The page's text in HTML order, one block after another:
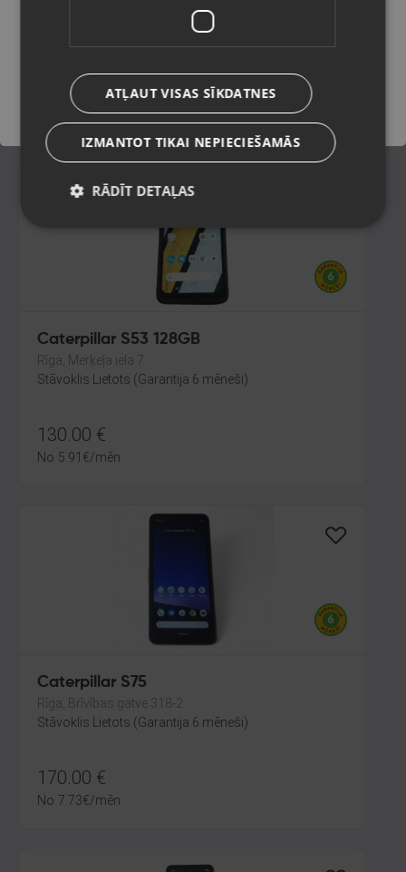
Stāvoklis Lietots (Garantija 6 mēneši)
120.00 €
5.46€/mēn.
Caterpillar S53 128GB
Rīga, Merķeļa iela 7
Stāvoklis Lietots (Garantija 6 mēneši)
130.00 €
No 5.91 €/mēn.
Caterpillar S75
Rīga, Brīvības gatve 318-2
Stāvoklis Lietots (Garantija 6 mēneši)
170.00 €
No 7.73€/mēn.
Saglabāt
ATĻAUT VISAS SĪKDATNES
IZMANTOT TIKAI NEPIECIEŠAMĀS
RĀDĪT DETAĻAS